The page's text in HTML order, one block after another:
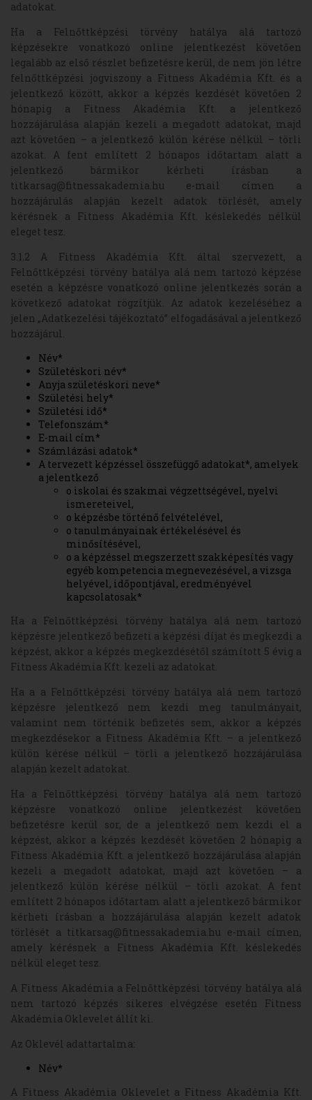
adatokat.
Ha a Felnőttképzési törvény hatálya alá tartozó
képzésekre vonatkozó online jelentkezést követően
legalább az első részlet befizetésre kerül, de nem jön létre
felnőttképzési jogviszony a Fitness Akadémia Kft. és a
jelentkező között, akkor a képzés kezdését követően 2
hónapig a Fitness Akadémia Kft. a jelentkező
hozzájárulása alapján kezeli a megadott adatokat, majd
azt követően – a jelentkező külön kérése nélkül – törli
azokat. A fent említett 2 hónapos időtartam alatt a
jelentkező bármikor kérheti írásban a
titkarsag@fitnessakademia.hu e-mail címen a
hozzájárulás alapján kezelt adatok törlését, amely
kérésnek a Fitness Akadémia Kft. késlekedés nélkül
eleget tesz.
3.1.2 A Fitness Akadémia Kft. által szervezett, a
Felnőttképzési törvény hatálya alá nem tartozó képzése
esetén a képzésre vonatkozó online jelentkezés során a
következő adatokat rögzítjük. Az adatok kezeléséhez a
jelen „Adatkezelési tájékoztató” elfogadásával a jelentkező
hozzájárul.
Név*
Születéskori név*
Anyja születéskori neve*
Születési hely*
Születési idő*
Telefonszám*
E-mail cím*
Számlázási adatok*
A tervezett képzéssel összefüggő adatokat*, amelyek
a jelentkező
o iskolai és szakmai végzettségével, nyelvi
ismereteivel,
o képzésbe történő felvételével,
o tanulmányainak értékelésével és
minősítésével,
o a képzéssel megszerzett szakképesítés vagy
egyéb kompetencia megnevezésével, a vizsga
helyével, időpontjával, eredményével
kapcsolatosak*
Ha a Felnőttképzési törvény hatálya alá nem tartozó
képzésre jelentkező befizeti a képzési díjat és megkezdi a
képzést, akkor a képzés megkezdésétől számított 5 évig a
Fitness Akadémia Kft. kezeli az adatokat.
Ha a a Felnőttképzési törvény hatálya alá nem tartozó
képzésre jelentkező nem kezdi meg tanulmányait,
valamint nem történik befizetés sem, akkor a képzés
megkezdésekor a Fitness Akadémia Kft. – a jelentkező
külön kérése nélkül – törli a jelentkező hozzájárulása
alapján kezelt adatokat.
Ha a Felnőttképzési törvény hatálya alá nem tartozó
képzésre vonatkozó online jelentkezést követően
befizetésre kerül sor, de a jelentkező nem kezdi el a
képzést, akkor a képzés kezdését követően 2 hónapig a
Fitness Akadémia Kft. a jelentkező hozzájárulása alapján
kezeli a megadott adatokat, majd azt követően – a
jelentkező külön kérése nélkül – törli azokat. A fent
említett 2 hónapos időtartam alatt a jelentkező bármikor
kérheti írásban a hozzájárulása alapján kezelt adatok
törlését a titkarsag@fitnessakademia.hu e-mail címen,
amely kérésnek a Fitness Akadémia Kft. késlekedés
nélkül eleget tesz.
A Fitness Akadémia a Felnőttképzési törvény hatálya alá
nem tartozó képzés sikeres elvégzése esetén Fitness
Akadémia Oklevelet állít ki.
Az Oklevél adattartalma:
Név*
A Fitness Akadémia Oklevelet a Fitness Akadémia Kft.